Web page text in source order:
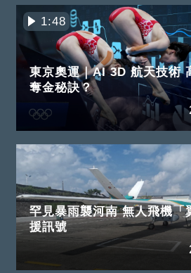
1:48
東京奧運｜AI 3D 航天技術
奪金秘訣？
罕見暴雨襲河南 無人飛機「
援訊號